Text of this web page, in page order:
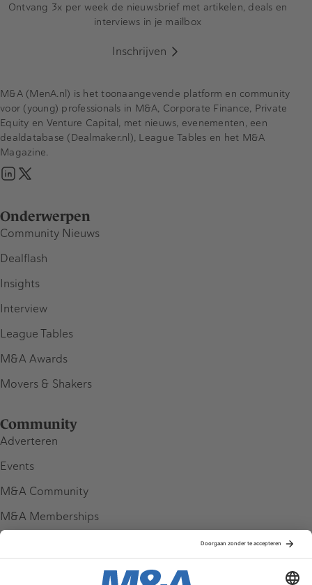
Ontvang 3x per week de nieuwsbrief met artikelen, deals en
interviews in je mailbox
Inschrijven
Onderwerpen
Community Nieuws
Dealflash
Insights
Interview
League Tables
M&A Awards
Movers & Shakers
Community
Adverteren
Events
M&A Community
M&A Memberships
M&A (MenA.nl) is het toonaangevende platform en community
voor (young) professionals in M&A, Corporate Finance, Private
Equity en Venture Capital, met nieuws, evenementen, een
dealdatabase (Dealmaker.nl), League Tables en het M&A
Magazine.